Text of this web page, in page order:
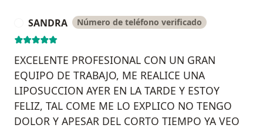
SANDRA Número de teléfono verificado
EXCELENTE PROFESIONAL CON UN GRAN
EQUIPO DE TRABAJO, ME REALICE UNA
LIPOSUCCION AYER EN LA TARDE Y ESTOY
FELIZ, TAL COME ME LO EXPLICO NO TENGO
DOLOR Y APESAR DEL CORTO TIEMPO YA VEO